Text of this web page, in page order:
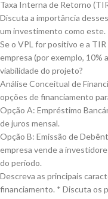
Taxa Interna de Retorno
Discuta a importância
um investimento como este.
Se o VPL for positivo e a
empresa (por exemplo, 10%
viabilidade do projeto?
Análise Conceitual de
opções de financiamento
Opção A: Empréstimo
de juros mensal.
Opção B: Emissão de
empresa vende a
do período.
Descreva as principais
financiamento. * Discuta os